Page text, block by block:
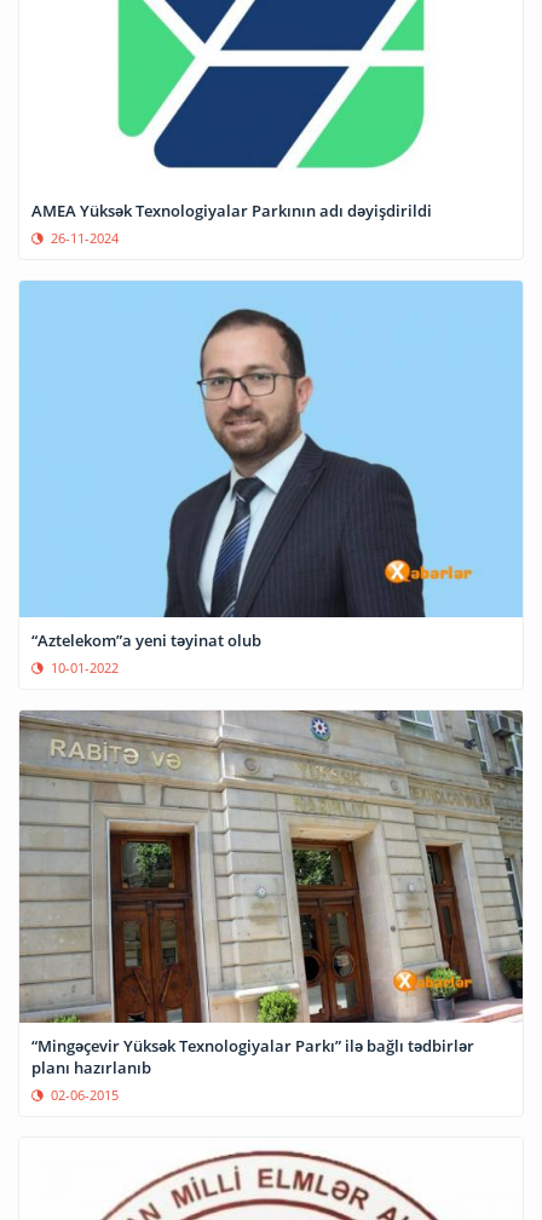
AMEA Yüksək Texnologiyalar Parkının adı dəyişdirildi
26-11-2024
“Aztelekom”a yeni təyinat olub
10-01-2022
“Mingəçevir Yüksək Texnologiyalar Parkı” ilə bağlı tədbirlər
planı hazırlanıb
02-06-2015